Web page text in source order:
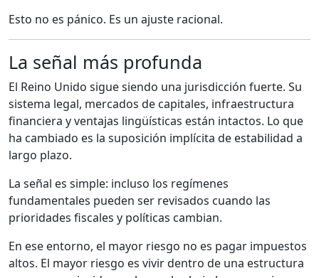
Esto no es pánico. Es un ajuste racional.
La señal más profunda
El Reino Unido sigue siendo una jurisdicción fuerte. Su
sistema legal, mercados de capitales, infraestructura
financiera y ventajas lingüísticas están intactos. Lo que
ha cambiado es la suposición implícita de estabilidad a
largo plazo.
La señal es simple: incluso los regímenes
fundamentales pueden ser revisados cuando las
prioridades fiscales y políticas cambian.
En ese entorno, el mayor riesgo no es pagar impuestos
altos. El mayor riesgo es vivir dentro de una estructura